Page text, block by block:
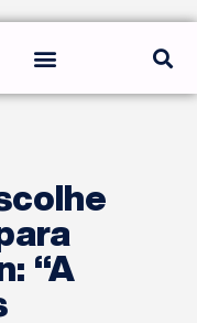
“A